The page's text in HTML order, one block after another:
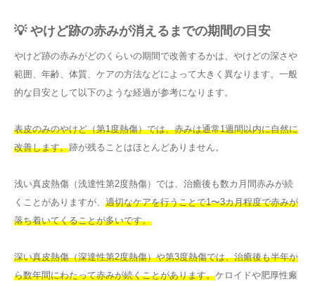
💡 やけど跡の赤みが消えるまでの期間の目安
やけど跡の赤みがどのくらいの期間で改善するかは、やけどの深さや
範囲、年齢、体質、ケアの方法などによって大きく異なります。一般
的な目安として以下のような経過が参考になります。
表皮のみのやけど（第1度熱傷）では、赤みは通常1週間以内に自然に
改善します。跡が残ることはほとんどありません。
浅い真皮熱傷（浅達性第2度熱傷）では、治癒後も数カ月間赤みが続
くことがありますが、 適切なケアを行うことで1〜3カ月程度で赤みが
落ち着いてくることが多いです。
深い真皮熱傷（深達性第2度熱傷）や第3度熱傷では、治癒後も半年か
ら数年間にわたって赤みが続くことがあります。ケロイドや肥厚性瘢